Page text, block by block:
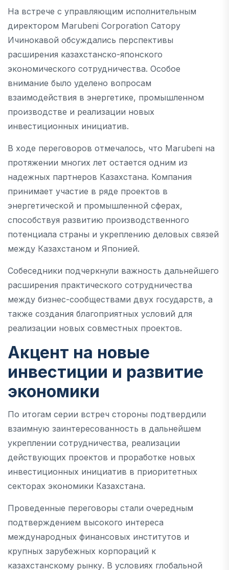
На встрече с управляющим исполнительным
директором Marubeni Corporation Сатору
Ичинокавой обсуждались перспективы
расширения казахстанско-японского
экономического сотрудничества. Особое
внимание было уделено вопросам
взаимодействия в энергетике, промышленном
производстве и реализации новых
инвестиционных инициатив.
В ходе переговоров отмечалось, что Marubeni на
протяжении многих лет остается одним из
надежных партнеров Казахстана. Компания
принимает участие в ряде проектов в
энергетической и промышленной сферах,
способствуя развитию производственного
потенциала страны и укреплению деловых связей
между Казахстаном и Японией.
Собеседники подчеркнули важность дальнейшего
расширения практического сотрудничества
между бизнес-сообществами двух государств, а
также создания благоприятных условий для
реализации новых совместных проектов.
Акцент на новые
инвестиции и развитие
экономики
По итогам серии встреч стороны подтвердили
взаимную заинтересованность в дальнейшем
укреплении сотрудничества, реализации
действующих проектов и проработке новых
инвестиционных инициатив в приоритетных
секторах экономики Казахстана.
Проведенные переговоры стали очередным
подтверждением высокого интереса
международных финансовых институтов и
крупных зарубежных корпораций к
казахстанскому рынку. В условиях глобальной